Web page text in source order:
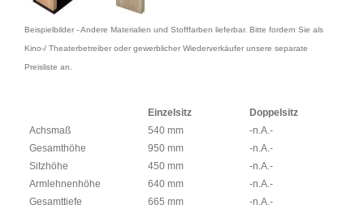
Beispielbilder - Andere Materialien und Stofffarben lieferbar. Bitte fordern Sie als
Kino-/ Theaterbetreiber oder gewerblicher Wiederverkäufer unsere separate
Preisliste an.
Einzelsitz
Doppelsitz
Achsmaß
540 mm
-n.A.-
Gesamthöhe
950 mm
-n.A.-
Sitzhöhe
450 mm
-n.A.-
Armlehnenhöhe
640 mm
-n.A.-
Gesamttiefe
665 mm -n.A.-